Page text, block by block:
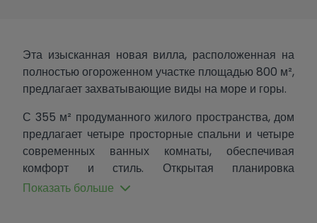
Эта изысканная новая вилла, расположенная на
полностью огороженном участке площадью 800 м²,
предлагает захватывающие виды на море и горы.
С 355 м² продуманного жилого пространства, дом
предлагает четыре просторные спальни и четыре
современных ванных комнаты, обеспечивая
комфорт и стиль. Открытая планировка
увеличивает естественное освещение и
Показать больше